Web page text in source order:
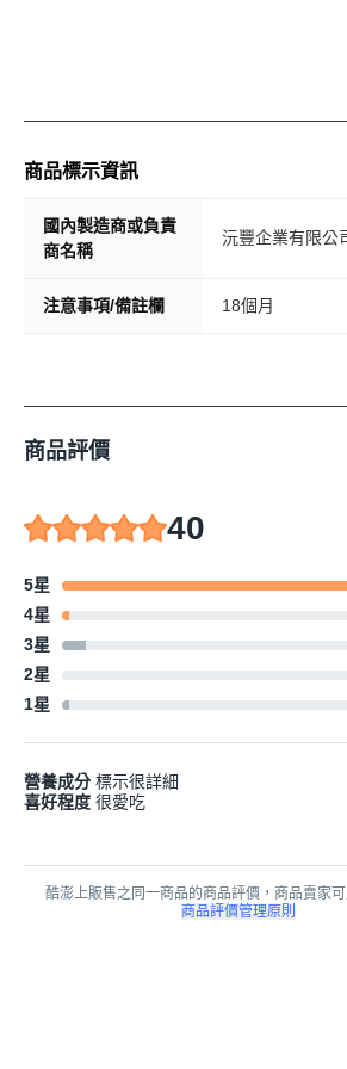
商品標示資訊
國內製造商或負責
商名稱
沅豐企業有限公
注意事項/備註欄 18個月
商品評價
40
5星
4星
3星
2星
1星
營養成分 標示很詳細
喜好程度 很愛吃
酷澎上販售之同一商品的商品評價，商品賣家可
商品評價管理原則